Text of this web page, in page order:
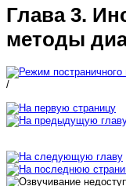
Глава 3.
методы
/